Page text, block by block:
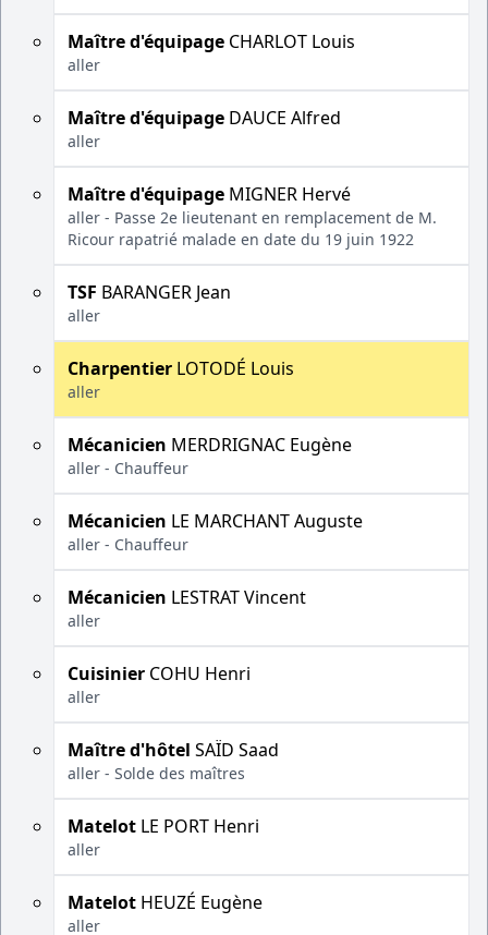
Maître d'équipage CHARLOT Louis
aller
Maître d'équipage DAUCE Alfred
aller
Maître d'équipage MIGNER Hervé
aller - Passe 2e lieutenant en remplacement de M.
Ricour rapatrié malade en date du 19 juin 1922
TSF BARANGER Jean
aller
Charpentier LOTODÉ Louis
aller
Mécanicien MERDRIGNAC Eugène
aller - Chauffeur
Mécanicien LE MARCHANT Auguste
aller - Chauffeur
Mécanicien LESTRAT Vincent
aller
Cuisinier COHU Henri
aller
Maître d'hôtel SAÏD Saad
aller - Solde des maîtres
Matelot LE PORT Henri
aller
Matelot HEUZÉ Eugène
aller